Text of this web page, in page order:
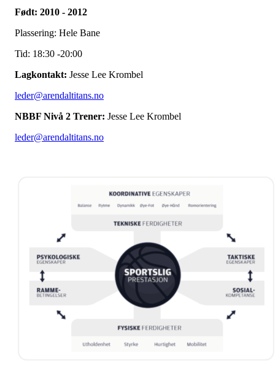
Født: 2010 - 2012
Plassering: Hele Bane
Tid: 18:30 -20:00
Lagkontakt: Jesse Lee Krombel
leder@arendaltitans.no
NBBF Nivå 2 Trener: Jesse Lee Krombel
leder@arendaltitans.no